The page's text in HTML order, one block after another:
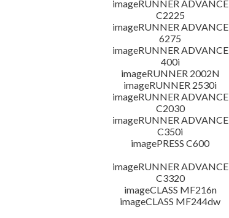
imageRUNNER ADVANCE
C2225
imageRUNNER ADVANCE
6275
imageRUNNER ADVANCE
400i
imageRUNNER 2002N
imageRUNNER 2530i
imageRUNNER ADVANCE
C2030
imageRUNNER ADVANCE
C350i
imagePRESS C600
imageRUNNER ADVANCE
C3320
imageCLASS MF216n
imageCLASS MF244dw